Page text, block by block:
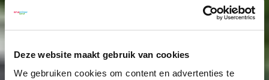
Deze website maakt gebruik van cookies
We gebruiken cookies om content en advertenties te